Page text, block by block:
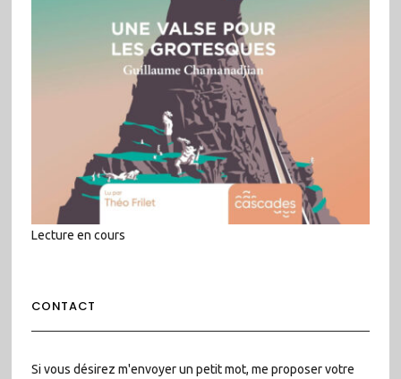
Lecture en cours
CONTACT
Si vous désirez m'envoyer un petit mot, me proposer votre